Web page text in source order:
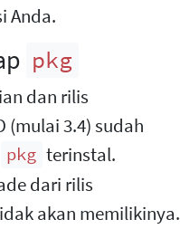
Anda.
pkg
dan rilis
(mulai 3.4) sudah
pkg terinstal.
dari rilis
akan memilikinya.